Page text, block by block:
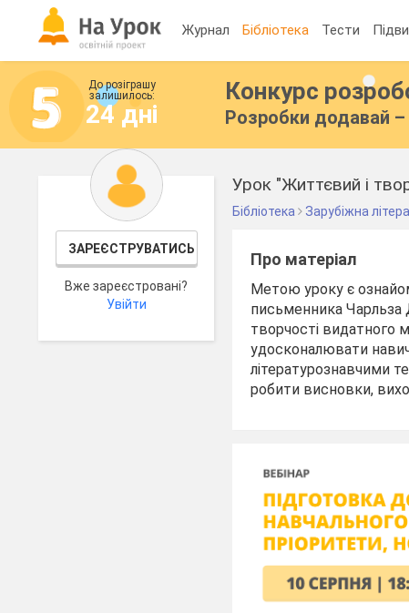
Журнал Бібліотека Тести
До розіграшу
залишилось:
24 дні
Конкурс
Розробки додавай –
ЗАРЕЄСТРУВАТИСЬ
Вже зареєстровані?
Увійти
Урок "Життєвий і
Бібліотека Зарубіжна
Про матеріал
Метою уроку є
письменника Чарльза
творчості видатного
удосконалювати
літературознавчими
робити висновки,